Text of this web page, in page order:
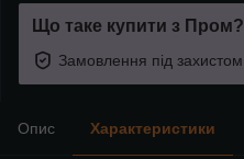
Що таке купити з Пром?
Замовлення під захистом
Опис Характеристики